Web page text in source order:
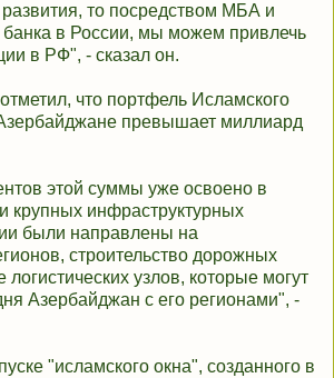
то посредством МБА и
банка в России, мы можем привлечь
в РФ", - сказал он.
что портфель Исламского
превышает миллиард
этой суммы уже освоено в
крупных инфраструктурных
были направлены на
строительство дорожных
логистических узлов, которые могут
Азербайджан с его регионами", -
"исламского окна", созданного в